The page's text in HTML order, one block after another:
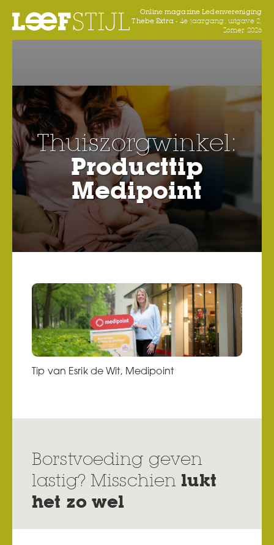
Online magazine Ledenvereniging
Thebe Extra -4e jaargang, uitgave 2,
Zomer 2026
Thuiszorgwinkel:
Producttip
Medipoint
Tip van Esrik de Wit, Medipoint
Borstvoeding geven
lastig? Misschien lukt
het zo wel